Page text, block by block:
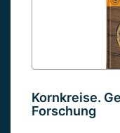
Kornkreise.
Forschung